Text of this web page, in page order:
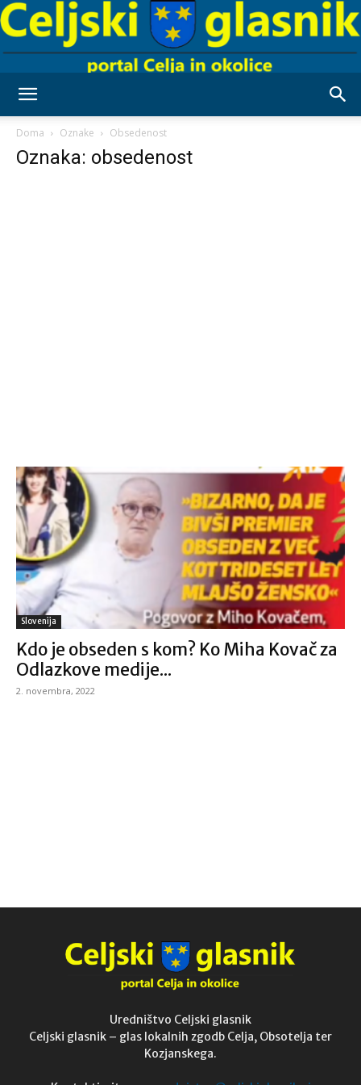
Doma Oznake Obsedenost
Oznaka: obsedenost
Slovenija
Kdo je obseden s kom? Ko Miha Kovač za
Odlazkove medije...
2. novembra, 2022
Uredništvo Celjski glasnik
Celjski glasnik – glas lokalnih zgodb Celja, Obsotelja ter
Kozjanskega.